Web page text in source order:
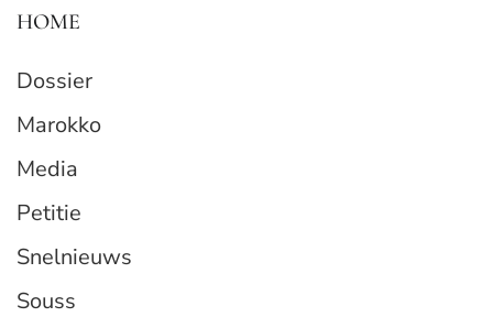
HOME
Dossier
Marokko
Media
Petitie
Snelnieuws
Souss